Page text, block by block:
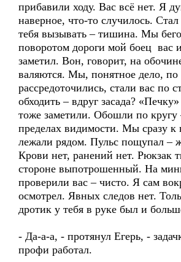
прибавили ходу. Вас всё нет. Я
наверное, что-то случилось.
тебя вызывать – тишина. Мы
поворотом дороги мой боец вас
заметил. Вон, говорит, на
валяются. Мы, понятное дело, по
рассредоточились, стали вас по
обходить – вдруг засада?
тоже заметили. Обошли по кругу
пределах видимости. Мы сразу
лежали рядом. Пульс пощупал –
Крови нет, ранений нет. Рюкзак
стороне выпотрошенный. На
проверили вас – чисто. Я сам
осмотрел. Явных следов нет.
дротик у тебя в руке был и
- Да-а-а, - протянул Егерь, -
профи работал.